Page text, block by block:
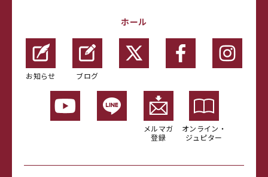
ホール
お知らせ ブログ
メルマガ
登録
オンライン・
ジュピター